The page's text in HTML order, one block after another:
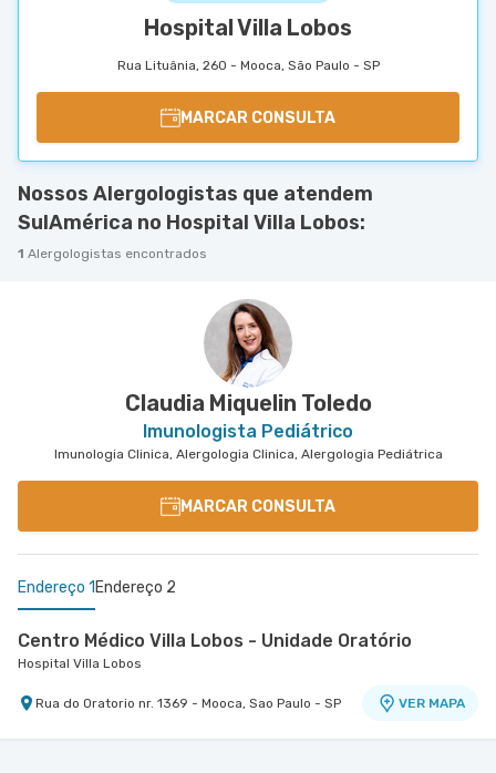
Hospital Villa Lobos
Rua Lituânia, 260 - Mooca, São Paulo - SP
MARCAR CONSULTA
Nossos Alergologistas que atendem
SulAmérica no Hospital Villa Lobos:
1 Alergologistas encontrados
Claudia Miquelin Toledo
Imunologista Pediátrico
Imunologia Clinica, Alergologia Clinica, Alergologia Pediátrica
MARCAR CONSULTA
Endereço 1 Endereço 2
Centro Médico Villa Lobos - Unidade Oratório
Hospital Villa Lobos
Rua do Oratorio nr. 1369 - Mooca, Sao Paulo - SP VER MAPA
Centro Médico Anália Franco - Unidade